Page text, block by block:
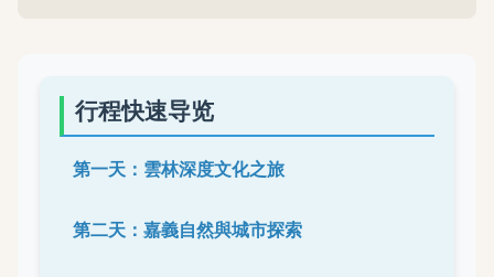
行程快速导览
第一天：雲林深度文化之旅
第二天：嘉義自然與城市探索